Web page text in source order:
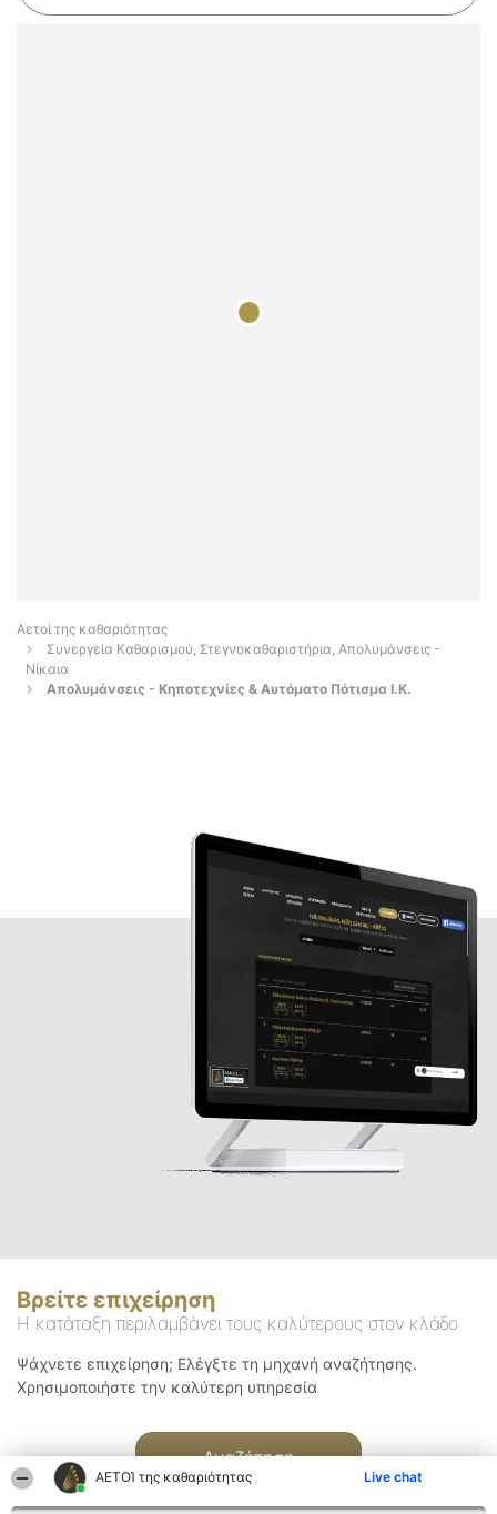
ΑΕΤΟΊ της καθαριότητας Live chat
Αετοί της καθαριότητας
Συνεργεία Καθαρισμού, Στεγνοκαθαριστήρια, Απολυμάνσεις -
Νίκαια
Απολυμάνσεις - Κηποτεχνίες & Αυτόματο Πότισμα Ι.Κ.
Βρείτε επιχείρηση
Η κατάταξη περιλαμβάνει τους καλύτερους στον κλάδο
Ψάχνετε επιχείρηση; Ελέγξτε τη μηχανή αναζήτησης.
Χρησιμοποιήστε την καλύτερη υπηρεσία
Αναζήτηση